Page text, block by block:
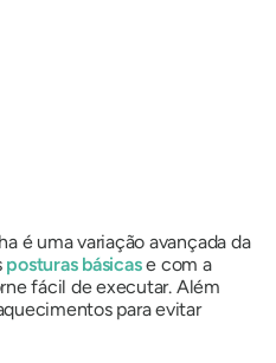
é uma variação avançada da
posturas básicase com a
fácil de executar. Além
para evitar